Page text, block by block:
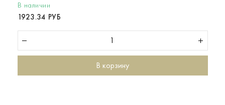
В наличии
1923.34 РУБ
В корзину